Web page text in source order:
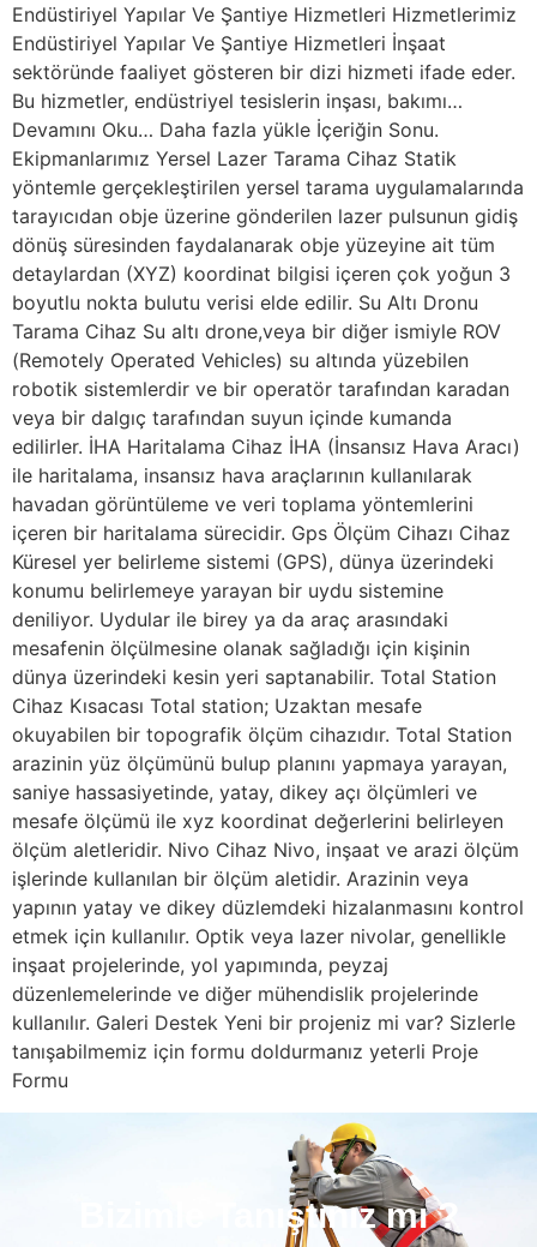
Endüstiriyel Yapılar Ve Şantiye Hizmetleri Hizmetlerimiz
Endüstiriyel Yapılar Ve Şantiye Hizmetleri İnşaat
sektöründe faaliyet gösteren bir dizi hizmeti ifade eder.
Bu hizmetler, endüstriyel tesislerin inşası, bakımı…
Devamını Oku… Daha fazla yükle İçeriğin Sonu.
Ekipmanlarımız Yersel Lazer Tarama Cihaz Statik
yöntemle gerçekleştirilen yersel tarama uygulamalarında
tarayıcıdan obje üzerine gönderilen lazer pulsunun gidiş
dönüş süresinden faydalanarak obje yüzeyine ait tüm
detaylardan (XYZ) koordinat bilgisi içeren çok yoğun 3
boyutlu nokta bulutu verisi elde edilir. Su Altı Dronu
Tarama Cihaz Su altı drone,veya bir diğer ismiyle ROV
(Remotely Operated Vehicles) su altında yüzebilen
robotik sistemlerdir ve bir operatör tarafından karadan
veya bir dalgıç tarafından suyun içinde kumanda
edilirler. İHA Haritalama Cihaz İHA (İnsansız Hava Aracı)
ile haritalama, insansız hava araçlarının kullanılarak
havadan görüntüleme ve veri toplama yöntemlerini
içeren bir haritalama sürecidir. Gps Ölçüm Cihazı Cihaz
Küresel yer belirleme sistemi (GPS), dünya üzerindeki
konumu belirlemeye yarayan bir uydu sistemine
deniliyor. Uydular ile birey ya da araç arasındaki
mesafenin ölçülmesine olanak sağladığı için kişinin
dünya üzerindeki kesin yeri saptanabilir. Total Station
Cihaz Kısacası Total station; Uzaktan mesafe
okuyabilen bir topografik ölçüm cihazıdır. Total Station
arazinin yüz ölçümünü bulup planını yapmaya yarayan,
saniye hassasiyetinde, yatay, dikey açı ölçümleri ve
mesafe ölçümü ile xyz koordinat değerlerini belirleyen
ölçüm aletleridir. Nivo Cihaz Nivo, inşaat ve arazi ölçüm
işlerinde kullanılan bir ölçüm aletidir. Arazinin veya
yapının yatay ve dikey düzlemdeki hizalanmasını kontrol
etmek için kullanılır. Optik veya lazer nivolar, genellikle
inşaat projelerinde, yol yapımında, peyzaj
düzenlemelerinde ve diğer mühendislik projelerinde
kullanılır. Galeri Destek Yeni bir projeniz mi var? Sizlerle
tanışabilmemiz için formu doldurmanız yeterli Proje
Formu
Bizimle Tanıştınız mı ?